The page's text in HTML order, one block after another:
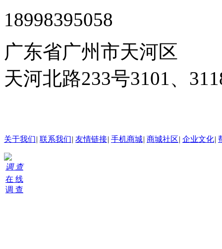
18998395058
广东省广州市天河区
天河北路233号3101、
关于我们| 联系我们| 友情链接| 手机商城| 商城社区| 企业文化|
调 查
在 线
调 查